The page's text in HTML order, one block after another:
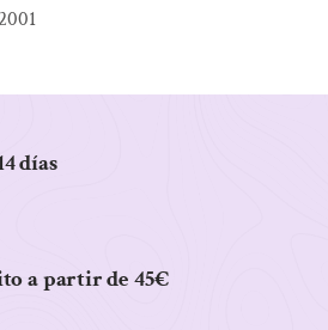
días
a partir de 45€